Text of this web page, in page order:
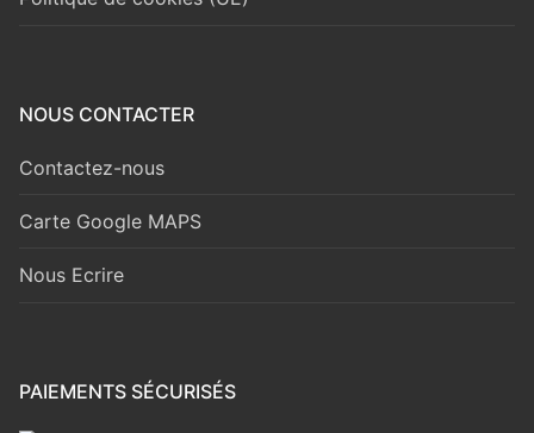
NOUS CONTACTER
Contactez-nous
Carte Google MAPS
Nous Ecrire
PAIEMENTS SÉCURISÉS